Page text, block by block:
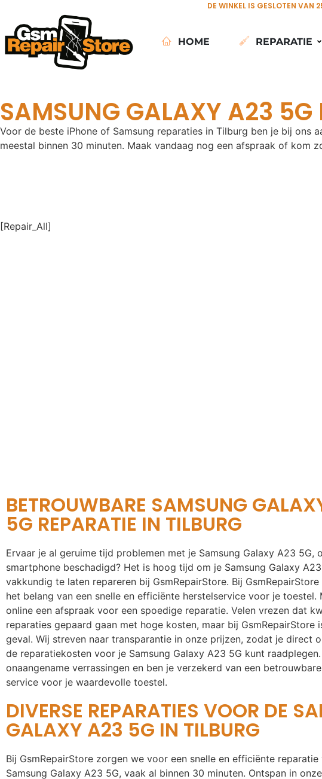
DE WINKEL IS GESLOTEN VAN
HOME REPARATIE
SAMSUNG GALAXY A23 5G
Voor de beste iPhone of Samsung reparaties in Tilburg ben je bij ons
meestal binnen 30 minuten. Maak vandaag nog een afspraak of kom
[Repair_All]
BETROUWBARE SAMSUNG
5G REPARATIE IN TILBURG
Ervaar je al geruime tijd problemen met je Samsung Galaxy A23 5G,
smartphone beschadigd? Het is hoog tijd om je Samsung Galaxy
vakkundig te laten repareren bij GsmRepairStore. Bij
het belang van een snelle en efficiënte herstelservice voor je toestel.
online een afspraak voor een spoedige reparatie. Velen vrezen dat
reparaties gepaard gaan met hoge kosten, maar bij GsmRepairStore
geval. Wij streven naar transparantie in onze prijzen, zodat je direct
de reparatiekosten voor je Samsung Galaxy A23 5G kunt
onaangename verrassingen en ben je verzekerd van een
service voor je waardevolle toestel.
DIVERSE REPARATIES VOOR DE
GALAXY A23 5G IN TILBURG
Bij GsmRepairStore zorgen we voor een snelle en efficiënte reparatie
Samsung Galaxy A23 5G, vaak al binnen 30 minuten. Ontspan in